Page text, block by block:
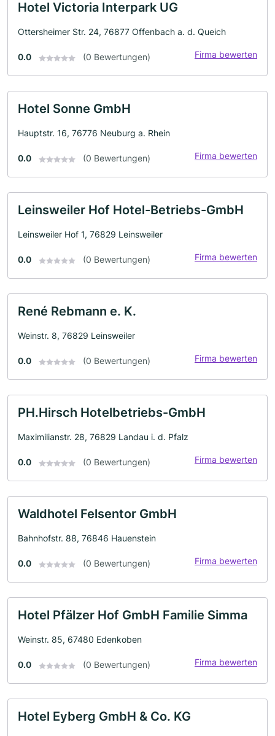
Hotel Victoria Interpark UG
Ottersheimer Str. 24, 76877 Offenbach a. d. Queich
0.0 (0 Bewertungen) Firma bewerten
Hotel Sonne GmbH
Hauptstr. 16, 76776 Neuburg a. Rhein
0.0 (0 Bewertungen) Firma bewerten
Leinsweiler Hof Hotel-Betriebs-GmbH
Leinsweiler Hof 1, 76829 Leinsweiler
0.0 (0 Bewertungen) Firma bewerten
René Rebmann e. K.
Weinstr. 8, 76829 Leinsweiler
0.0 (0 Bewertungen) Firma bewerten
PH.Hirsch Hotelbetriebs-GmbH
Maximilianstr. 28, 76829 Landau i. d. Pfalz
0.0 (0 Bewertungen) Firma bewerten
Waldhotel Felsentor GmbH
Bahnhofstr. 88, 76846 Hauenstein
0.0 (0 Bewertungen) Firma bewerten
Hotel Pfälzer Hof GmbH Familie Simma
Weinstr. 85, 67480 Edenkoben
0.0 (0 Bewertungen) Firma bewerten
Hotel Eyberg GmbH & Co. KG